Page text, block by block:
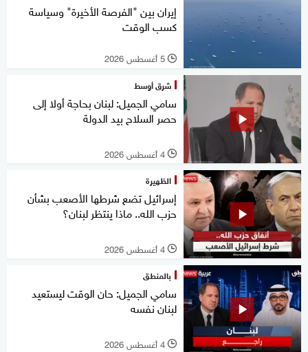
إيران بين "الفرصة الأخيرة" وسياسة
كسب الوقت
l 5 أغسطس 2026
شرق أوسط
سامي الجميل: لبنان بحاجة أولا إلى
حصر السلاح بيد الدولة
l 4 أغسطس 2026
الظهيرة
إسرائيل تضع شرطها الأصعب بشأن
حزب الله.. ماذا ينتظر لبنان؟
l 4 أغسطس 2026
بالمنطق
سامي الجميل: حان الوقت ليستعيد
لبنان نفسه
l 4 أغسطس 2026